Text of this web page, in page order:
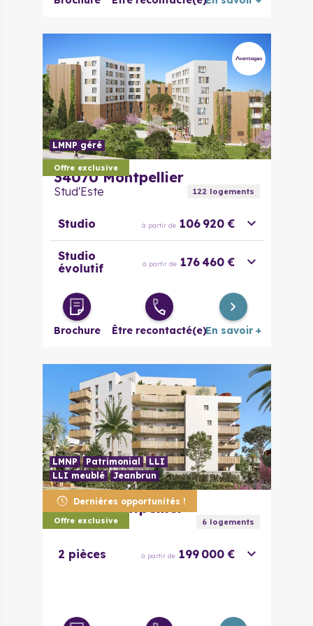
Offre exclusive
LMNP géré
34070 Montpellier
Stud'Este 122logements
Studio à partir de 106 920 €
Studio
évolutif
à partir de 176 460 €
Brochure Être recontacté(e)En savoir +
Dernières opportunités !
Offre exclusive
LMNP Patrimonial
LLI
LLI meublé
Jeanbrun
34070 Montpellier
Toshi 6logements
2 pièces à partir de 199 000 €